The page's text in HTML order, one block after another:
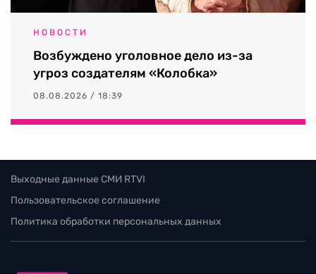
НОВОСТИ
Возбуждено уголовное дело из-за
угроз создателям «Колобка»
08.08.2026 / 18:39
Выходные данные СМИ RTVI
Пользовательское соглашение
Политика обработки персональных данных